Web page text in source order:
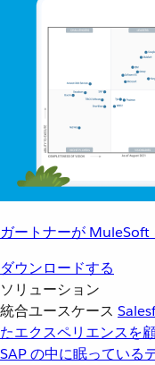
ガートナーが MuleSoft
ダウンロードする
ソリューション
統合ユースケース
たエクスペリエンスを
SAP の中に眠っている